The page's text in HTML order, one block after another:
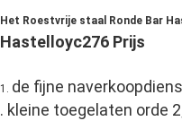
Het Roestvrije staal Ronde Bar
Hastelloyc276 Prijs
1. de fijne
. kleine toegelaten orde